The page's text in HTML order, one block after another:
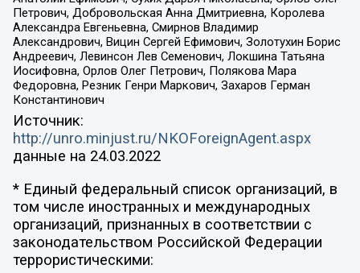
Петрович, Добровольская Анна Дмитриевна, Королева
Александра Евгеньевна, Смирнов Владимир
Александрович, Вицин Сергей Ефимович, Золотухин Борис
Андреевич, Левинсон Лев Семенович, Локшина Татьяна
Иосифовна, Орлов Олег Петрович, Полякова Мара
Федоровна, Резник Генри Маркович, Захаров Герман
Константинович
Источник:
http://unro.minjust.ru/NKOForeignAgent.aspx
данные на 24.03.2022
* Единый федеральный список организаций, в
том числе иностранных и международных
организаций, признанных в соответствии с
законодательством Российской Федерации
террористическими: